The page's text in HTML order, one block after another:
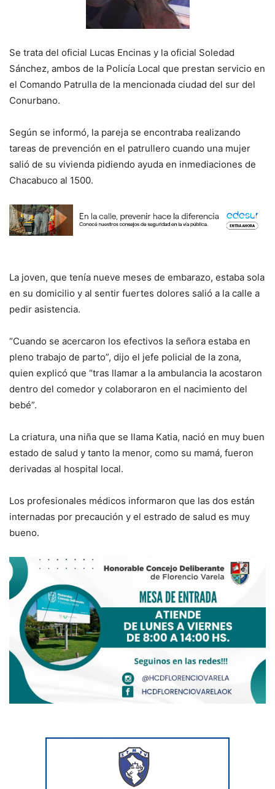
Se trata del oficial Lucas Encinas y la oficial Soledad
Sánchez, ambos de la Policía Local que prestan servicio en
el Comando Patrulla de la mencionada ciudad del sur del
Conurbano.
Según se informó, la pareja se encontraba realizando
tareas de prevención en el patrullero cuando una mujer
salió de su vivienda pidiendo ayuda en inmediaciones de
Chacabuco al 1500.
La joven, que tenía nueve meses de embarazo, estaba sola
en su domicilio y al sentir fuertes dolores salió a la calle a
pedir asistencia.
“Cuando se acercaron los efectivos la señora estaba en
pleno trabajo de parto”, dijo el jefe policial de la zona,
quien explicó que “tras llamar a la ambulancia la acostaron
dentro del comedor y colaboraron en el nacimiento del
bebé”.
La criatura, una niña que se llama Katia, nació en muy buen
estado de salud y tanto la menor, como su mamá, fueron
derivadas al hospital local.
Los profesionales médicos informaron que las dos están
internadas por precaución y el estrado de salud es muy
bueno.